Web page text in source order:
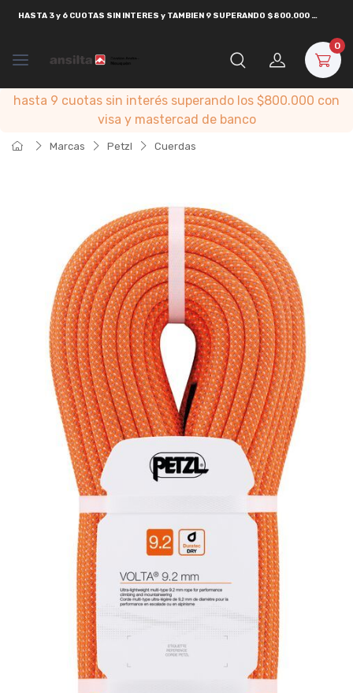
HASTA 3 y 6 CUOTAS SIN INTERES y TAMBIEN 9 SUPERANDO $800.000 CON
0
hasta 9 cuotas sin interés superando los $800.000 con
visa y mastercad de banco
Marcas Petzl Cuerdas